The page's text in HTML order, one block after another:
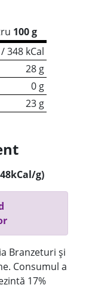
100 g
348 kCal
28 g
0 g
23 g
g)
Branzeturi și
Consumul a
17%